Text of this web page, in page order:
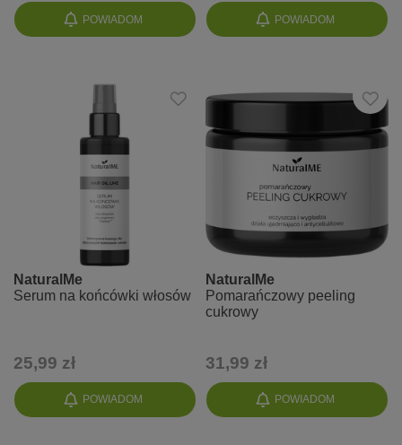
POWIADOM POWIADOM
POWIADOM
NaturalMe
Serum na końcówki włosów
25,99 zł
POWIADOM
NaturalMe
Pomarańczowy peeling
cukrowy
31,99 zł